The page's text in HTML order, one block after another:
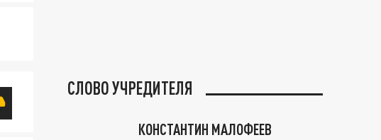
СЛОВО УЧРЕДИТЕЛЯ
КОНСТАНТИН МАЛОФЕЕВ